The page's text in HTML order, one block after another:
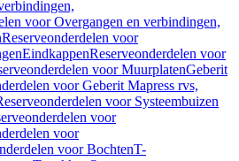
voor Overgangen en verbindingen,
Reserveonderdelen voor
EindkappenReserveonderdelen voor
voor MuurplatenGeberit
voor Geberit Mapress rvs,
voor Systeembuizen
voor
voor
voor BochtenT-